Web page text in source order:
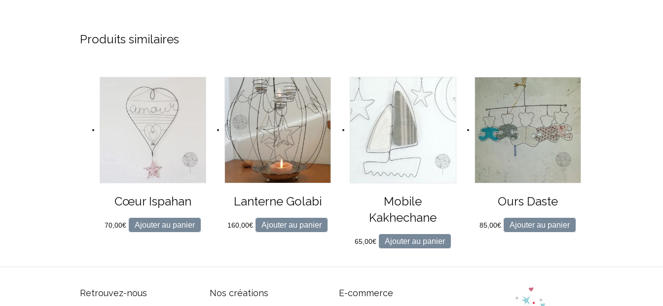
Produits similaires
Cœur Ispahan
70,00€ Ajouter au panier
Lanterne Golabi
160,00€ Ajouter au panier
Mobile
Kakhechane
65,00€ Ajouter au panier
Ours Daste
85,00€ Ajouter au panier
Retrouvez-nous Nos créations E-commerce